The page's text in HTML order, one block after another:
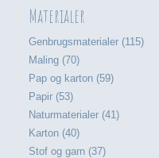
Materialer
Genbrugsmaterialer (115)
Maling (70)
Pap og karton (59)
Papir (53)
Naturmaterialer (41)
Karton (40)
Stof og garn (37)